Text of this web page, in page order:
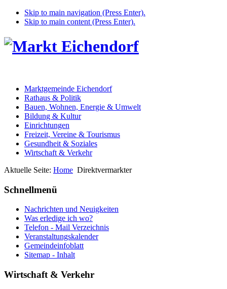
Skip to main navigation (Press Enter).
Skip to main content (Press Enter).
Marktgemeinde Eichendorf
Rathaus & Politik
Bauen, Wohnen, Energie & Umwelt
Bildung & Kultur
Einrichtungen
Freizeit, Vereine & Tourismus
Gesundheit & Soziales
Wirtschaft & Verkehr
Aktuelle Seite: Home Direktvermarkter
Schnellmenü
Nachrichten und Neuigkeiten
Was erledige ich wo?
Telefon - Mail Verzeichnis
Veranstaltungskalender
Gemeindeinfoblatt
Sitemap - Inhalt
Wirtschaft & Verkehr